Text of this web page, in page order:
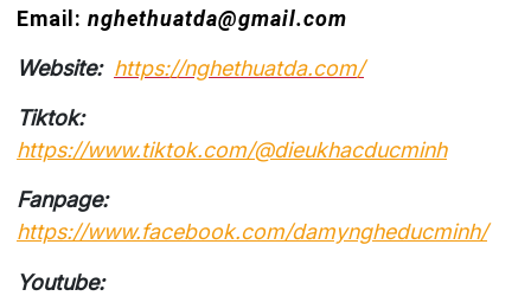
Email: nghethuatda@gmail.com
Website: https://nghethuatda.com/
Tiktok:
https://www.tiktok.com/@dieukhacducminh
Fanpage:
https://www.facebook.com/damyngheducminh/
Youtube: